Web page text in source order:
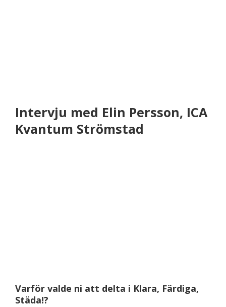
Intervju med Elin Persson, ICA
Kvantum Strömstad
Varför valde ni att delta i Klara, Färdiga,
Städa!?